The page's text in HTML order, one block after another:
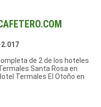
2.017
de 2 de los hoteles
Santa Rosa en
Termales El Otoño en